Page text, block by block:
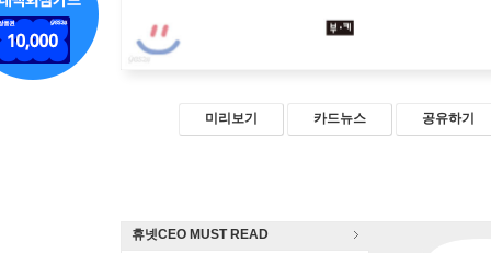
미리보기 카드뉴스 공유하기
휴넷CEO MUST READ